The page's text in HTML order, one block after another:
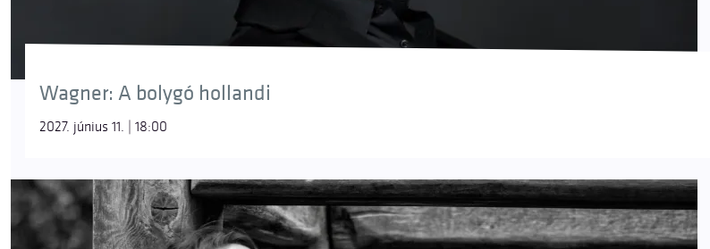
Wagner: A bolygó hollandi
2027. június 11. | 18:00